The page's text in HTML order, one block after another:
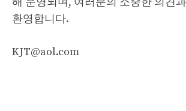
환영합니다.
KJT@aol.com